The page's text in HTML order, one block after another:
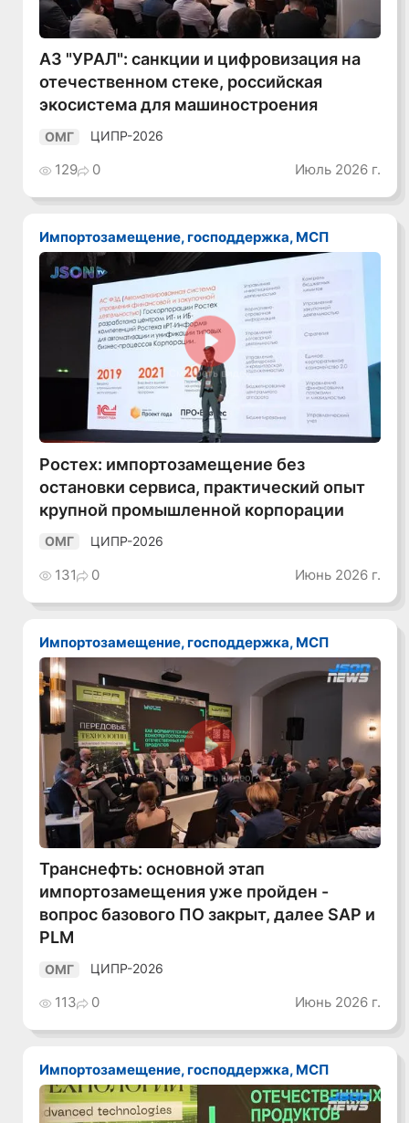
АЗ "УРАЛ": санкции и цифровизация на
отечественном стеке, российская
экосистема для машиностроения
ОМГ ЦИПР-2026
129 0 Июль 2026 г.
Импортозамещение, господдержка, МСП
Смотреть видео
Ростех: импортозамещение без
остановки сервиса, практический опыт
крупной промышленной корпорации
ОМГ ЦИПР-2026
131 0 Июнь 2026 г.
Импортозамещение, господдержка, МСП
Смотреть видео
Транснефть: основной этап
импортозамещения уже пройден -
вопрос базового ПО закрыт, далее SAP и
PLM
ОМГ ЦИПР-2026
113 0 Июнь 2026 г.
Импортозамещение, господдержка, МСП